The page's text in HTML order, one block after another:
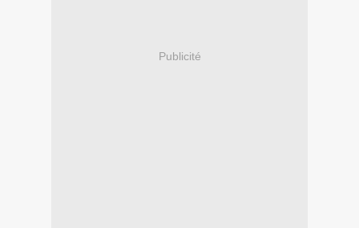
Publicité